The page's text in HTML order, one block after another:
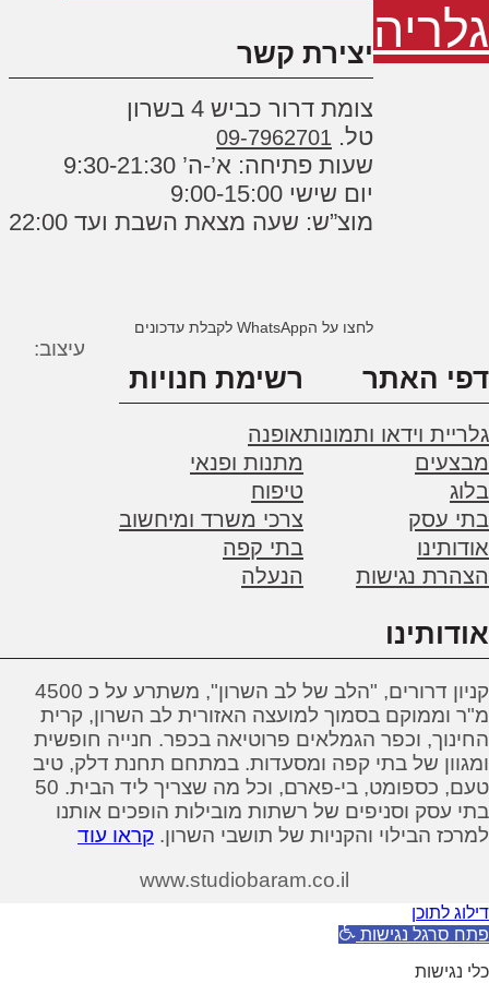
יצירת קשר
צומת דרור כביש 4 בשרון
טל.09-7962701
שעות פתיחה: א’-ה’ 9:30-21:30
יום שישי 9:00-15:00
מוצ”ש: שעה מצאת השבת ועד 22:00
לחצו על הWhatsApp לקבלת עדכונים
האתר
וידאו ותמונות
עסק
נגישות
רשימת חנויות
אופנה
מתנות ופנאי
טיפוח
צרכי משרד ומיחשוב
בתי קפה
הנעלה
קניון דרורים, "הלב של לב השרון", משתרע על כ 4500
וממוקם בסמוך למועצה האזורית לב השרון, קרית
וכפר הגמלאים פרוטיאה בכפר. חנייה חופשית
של בתי קפה ומסעדות. במתחם תחנת דלק, טיב
טעם, כספומט, בי-פארם, וכל מה שצריך ליד הבית. 50
עסק וסניפים של רשתות מובילות הופכים אותנו
הבילוי והקניות של תושבי השרון.קראו עוד
עיצוב:
www.studiobaram.co.il
לתוכן
סרגל נגישות
נגישות